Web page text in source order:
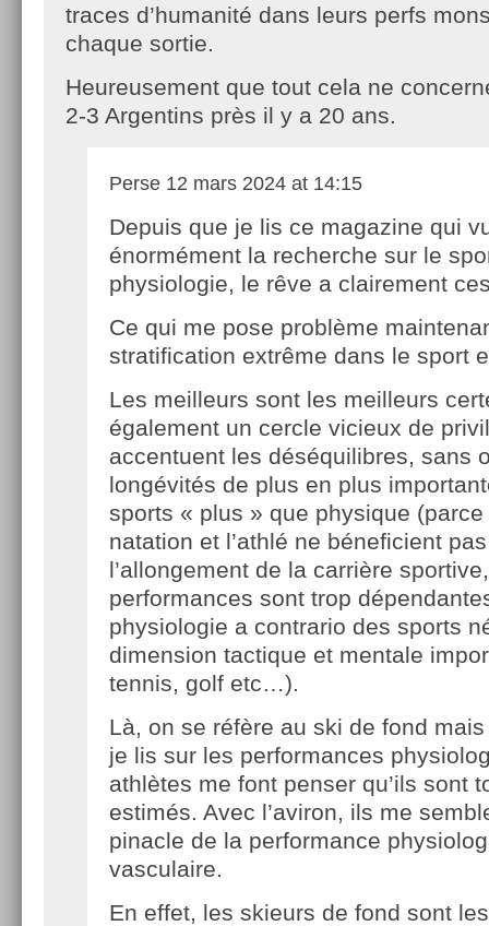
traces d’humanité dans leurs perfs
chaque sortie.
Heureusement que tout cela ne
2-3 Argentins près il y a 20 ans.
Perse 12 mars 2024 at 14:15
Depuis que je lis ce magazine qui
énormément la recherche sur le
physiologie, le rêve a clairement
Ce qui me pose problème
stratification extrême dans le sport
Les meilleurs sont les meilleurs
également un cercle vicieux de
accentuent les déséquilibres, sans
longévités de plus en plus
sports « plus » que physique
natation et l’athlé ne béneficient
l’allongement de la carrière
performances sont trop
physiologie a contrario des sports
dimension tactique et mentale
tennis, golf etc…).
Là, on se réfère au ski de fond
je lis sur les performances
athlètes me font penser qu’ils sont
estimés. Avec l’aviron, ils me
pinacle de la performance
vasculaire.
En effet, les skieurs de fond sont